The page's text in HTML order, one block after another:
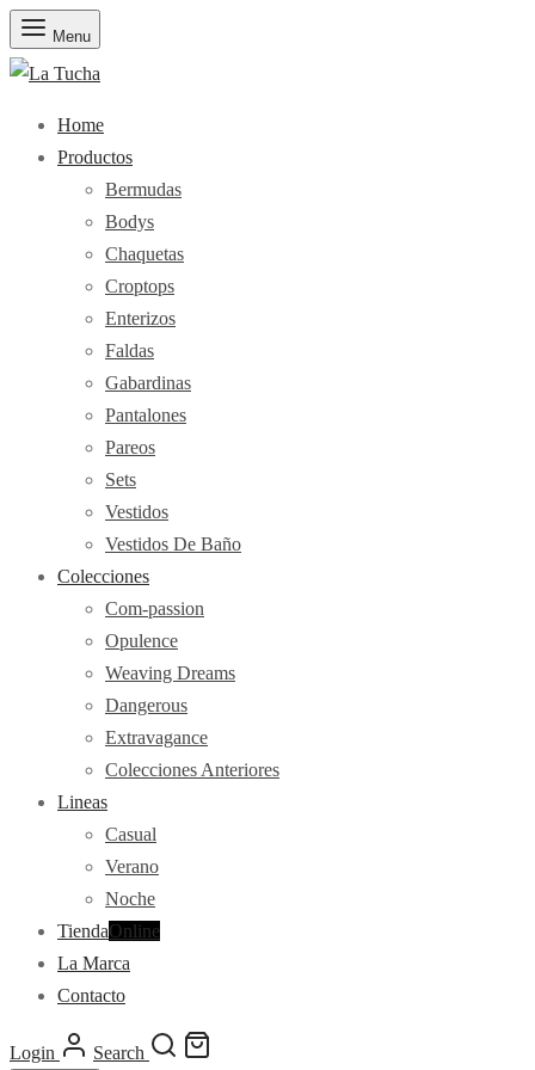
Menu
Home
Productos
Bermudas
Bodys
Chaquetas
Croptops
Enterizos
Faldas
Gabardinas
Pantalones
Pareos
Sets
Vestidos
Vestidos De Baño
Colecciones
Com-passion
Opulence
Weaving Dreams
Dangerous
Extravagance
Colecciones Anteriores
Lineas
Casual
Verano
Noche
TiendaOnline
La Marca
Contacto
Login Search